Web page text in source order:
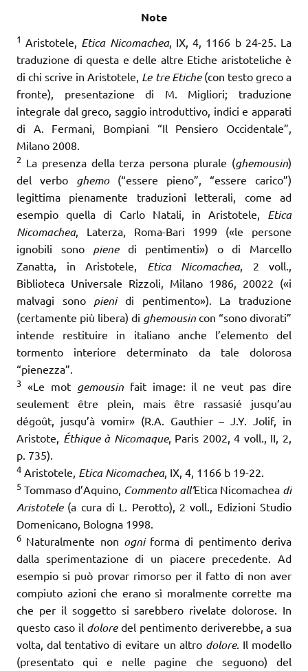
Note
1 Aristotele, Etica Nicomachea, IX, 4, 1166 b 24-25. La
traduzione di questa e delle altre Etiche aristoteliche è
di chi scrive in Aristotele, Le tre Etiche (con testo greco a
fronte), presentazione di M. Migliori; traduzione
integrale dal greco, saggio introduttivo, indici e apparati
di A. Fermani, Bompiani “Il Pensiero Occidentale”,
Milano 2008.
2 La presenza della terza persona plurale (ghemousin)
del verbo ghemo (“essere pieno”, “essere carico”)
legittima pienamente traduzioni letterali, come ad
esempio quella di Carlo Natali, in Aristotele, Etica
Nicomachea, Laterza, Roma-Bari 1999 («le persone
ignobili sono piene di pentimenti») o di Marcello
Zanatta, in Aristotele, Etica Nicomachea, 2 voll.,
Biblioteca Universale Rizzoli, Milano 1986, 20022 («i
malvagi sono pienidi pentimento»). La traduzione
(certamente più libera) di ghemousin con “sono divorati”
intende restituire in italiano anche l’elemento del
tormento interiore determinato da tale dolorosa
“pienezza”.
3 «Le mot gemousin fait image: il ne veut pas dire
seulement être plein, mais être rassasié jusqu’au
dégoût, jusqu’à vomir» (R.A. Gauthier – J.Y. Jolif, in
Aristote, Éthique à Nicomaque, Paris 2002, 4 voll., II, 2,
p. 735).
4 Aristotele, Etica Nicomachea, IX, 4, 1166 b 19-22.
5 Tommaso d’Aquino, Commento all’Etica Nicomachea di
Aristotele (a cura di L. Perotto), 2 voll., Edizioni Studio
Domenicano, Bologna 1998.
6 Naturalmente non ogni forma di pentimento deriva
dalla sperimentazione di un piacere precedente. Ad
esempio si può provar rimorso per il fatto di non aver
compiuto azioni che erano sì moralmente corrette ma
che per il soggetto si sarebbero rivelate dolorose. In
questo caso il dolore del pentimento deriverebbe, a sua
volta, dal tentativo di evitare un altro dolore. Il modello
(presentato qui e nelle pagine che seguono) del